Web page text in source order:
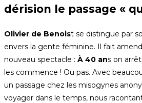
dérision le passage «
Olivier de Benoist se distingue par
envers la gente féminine. Il fait
nouveau spectacle : À 40 ans on
les commence ! Ou pas. Avec
un passage chez les misogynes
voyager dans le temps, nous